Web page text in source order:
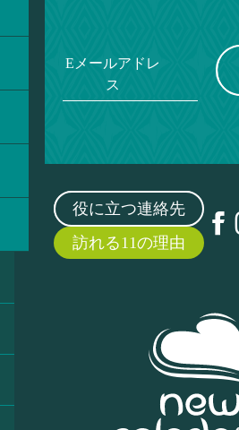
Eメールアドレ
ス
役に立つ連絡先
訪れる11の理由